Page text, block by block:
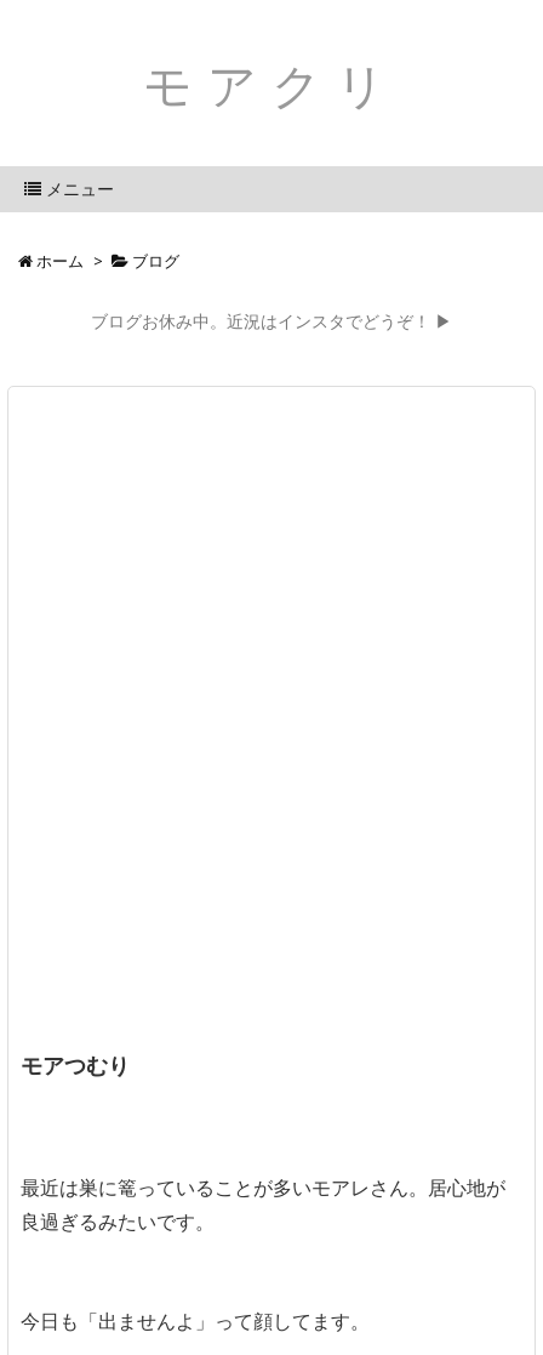
モアクリ
メニュー
ホーム > ブログ
ブログお休み中。近況はインスタでどうぞ！ ▶
モアつむり
最近は巣に篭っていることが多いモアレさん。居心地が
良過ぎるみたいです。
今日も「出ませんよ」って顔してます。